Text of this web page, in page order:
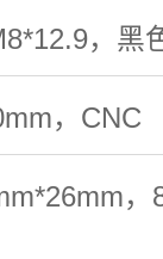
，黑
，CNC
，